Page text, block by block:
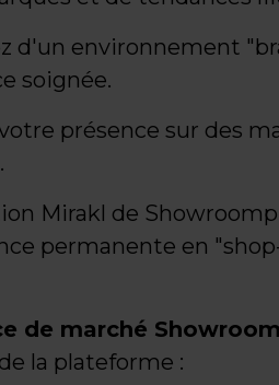
d'un environnement
soignée.
présence sur des
Mirakl de
permanente en
de marché
la plateforme :